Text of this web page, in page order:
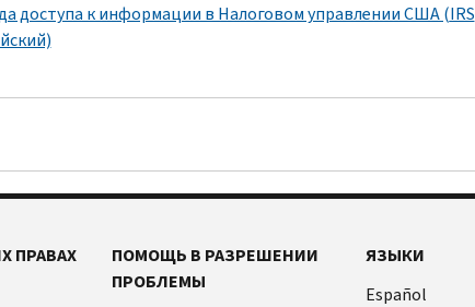
доступа к информации в Налоговом управлении США (IRS
ПРАВАХ
ПОМОЩЬ В РАЗРЕШЕНИИ
ПРОБЛЕМЫ
ЯЗЫКИ
Español